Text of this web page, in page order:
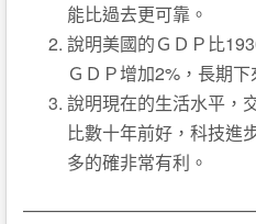
能比過去更可靠。
說明美國的ＧＤＰ比
ＧＤＰ增加2%，長期下
說明現在的生活水平，
比數十年前好，科技進
多的確非常有利。